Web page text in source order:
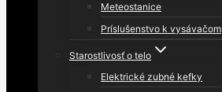
Meteostanice
Príslušenstvo k vysávačom
Starostlivosť o telo
Elektrické zubné kefky